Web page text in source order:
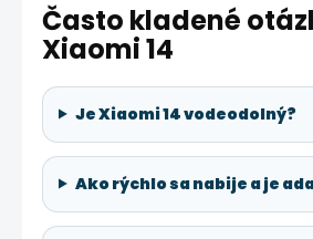
Často kladené
Xiaomi 14
Je Xiaomi 14 vodeodolný?
Ako rýchlo sa nabije a je